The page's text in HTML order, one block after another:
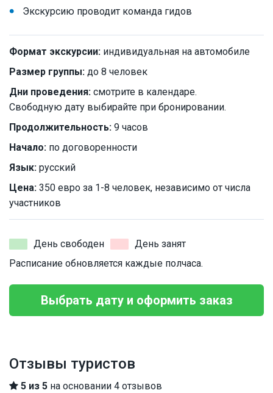
Экскурсию проводит команда гидов
Формат экскурсии: индивидуальная на автомобиле
Размер группы: до 8 человек
Дни проведения: смотрите в календаре.
Свободную дату выбирайте при бронировании.
Продолжительность: 9 часов
Начало: по договоренности
Язык: русский
Цена: 350 евро за 1-8 человек, независимо от числа
участников
День свободен
День занят
Расписание обновляется каждые полчаса.
Выбрать дату и оформить заказ
Отзывы туристов
5 из 5 на основании 4 отзывов